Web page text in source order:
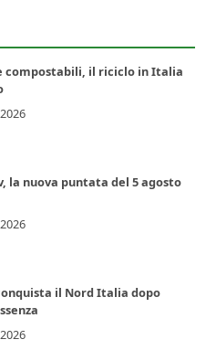
compostabili, il riciclo in Italia
la nuova puntata del 5 agosto
il Nord Italia dopo